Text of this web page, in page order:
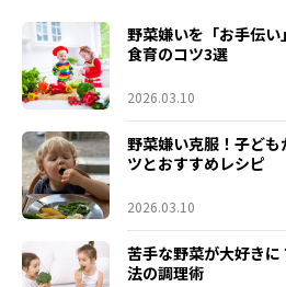
野菜嫌いを「お手伝
食育のコツ3選
2026.03.10
野菜嫌い克服！子ど
ツとおすすめレシピ
2026.03.10
苦手な野菜が大好き
法の調理術